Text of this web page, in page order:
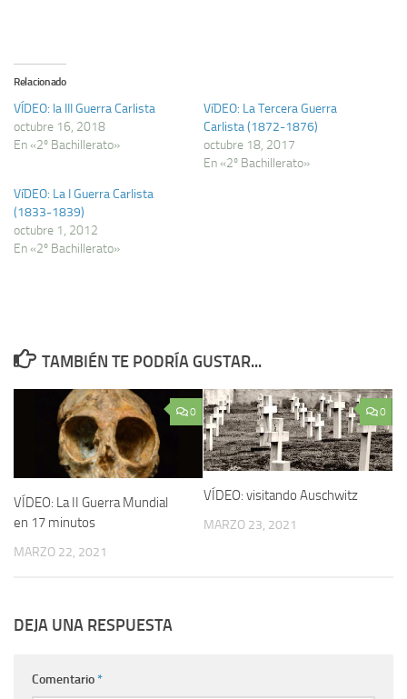
Relacionado
VÍDEO: la III Guerra Carlista
octubre 16, 2018
En «2º Bachillerato»
VíDEO: La Tercera Guerra
Carlista (1872-1876)
octubre 18, 2017
En «2º Bachillerato»
VíDEO: La I Guerra Carlista
(1833-1839)
octubre 1, 2012
En «2º Bachillerato»
TAMBIÉN TE PODRÍA GUSTAR...
0
VÍDEO: La II Guerra Mundial
en 17 minutos
MARZO 22, 2021
0
VÍDEO: visitando Auschwitz
MARZO 23, 2021
DEJA UNA RESPUESTA
Comentario*